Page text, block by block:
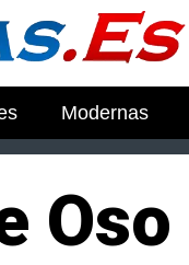
Modernas
Oso